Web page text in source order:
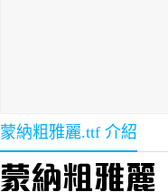
蒙納粗雅麗.ttf 介紹